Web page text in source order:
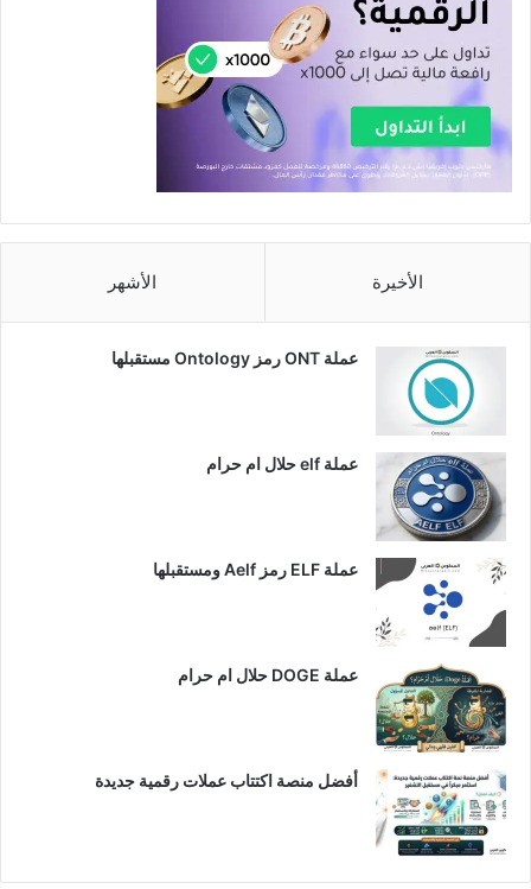
الأخيرة الأشهر
عملة ONT رمز Ontology مستقبلها
عملة elf حلال ام حرام
عملة ELF رمز Aelf ومستقبلها
عملة DOGE حلال ام حرام
أفضل منصة اكتتاب عملات رقمية جديدة